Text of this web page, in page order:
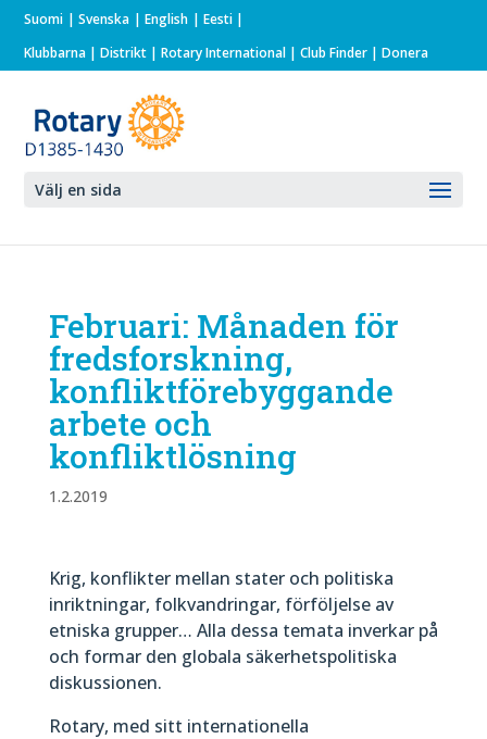
Suomi Svenska English
Eesti
Klubbarna |Distrikt |Rotary International | Club Finder | Donera
Välj en sida
Februari: Månaden för
fredsforskning,
konfliktförebyggande
arbete och
konfliktlösning
1.2.2019
Krig, konflikter mellan stater och politiska
inriktningar, folkvandringar, förföljelse av
etniska grupper… Alla dessa temata inverkar på
och formar den globala säkerhetspolitiska
diskussionen.
Rotary, med sitt internationella